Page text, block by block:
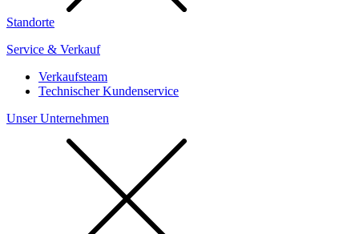
Standorte
Service & Verkauf
Verkaufsteam
Technischer Kundenservice
Unser Unternehmen